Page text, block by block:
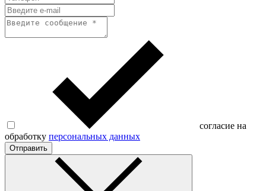
согласие на
обработку персональных данных
Отправить